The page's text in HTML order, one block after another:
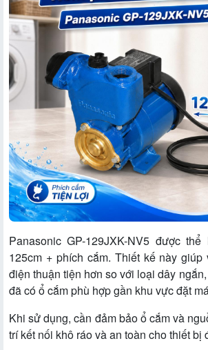
Panasonic GP-129JXK-NV5 được
125cm + phích cắm. Thiết kế này
điện thuận tiện hơn so với loại dây
đã có ổ cắm phù hợp gần khu vực đặt
Khi sử dụng, cần đảm bảo ổ cắm và
trí kết nối khô ráo và an toàn cho thiết bị